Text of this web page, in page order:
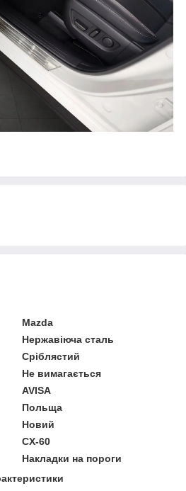
Mazda
Нержавіюча сталь
Сріблястий
Не вимагається
AVISA
Польща
Новий
CX-60
Накладки на пороги